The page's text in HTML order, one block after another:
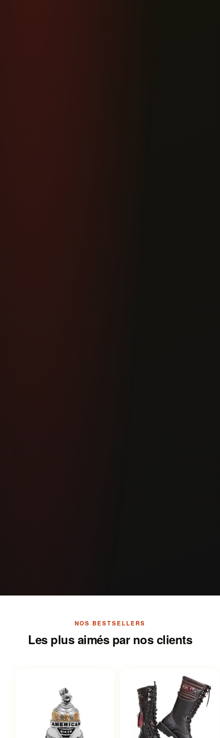
NOS BESTSELLERS
Les plus aimés par nos clients